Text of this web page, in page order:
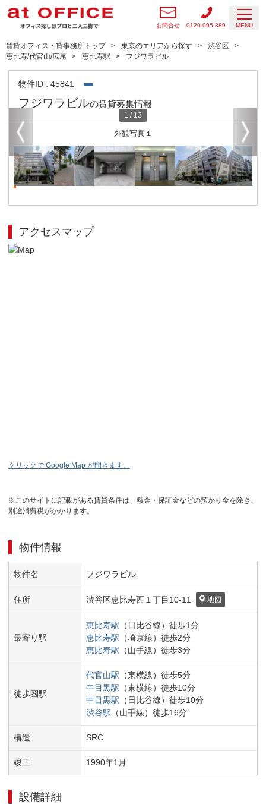
お問合せ 0120-095-889 MENU
賃貸オフィス・貸事務所トップ 東京のエリアから探す
渋谷区
恵比寿/代官山/広尾
恵比寿駅 フジワラビル
物件ID : 45841
フジワラビルの賃貸募集情報
外観写真１
1 / 13
アクセスマップ
クリックで Google Map が開きます。
※このサイトに記載がある賃貸条件は、敷金・保証金などの預かり金を除き、
別途消費税がかかります。
物件情報
物件名 フジワラビル
住所 渋谷区恵比寿西１丁目 10-11 地図
最寄り駅
恵比寿駅 （ 日比谷線） 徒歩1分
恵比寿駅 （埼京線） 徒歩2分
恵比寿駅 （山手線） 徒歩3分
徒歩圏駅
代官山駅 （東横線） 徒歩5分
中目黒駅 （東横線） 徒歩10分
中目黒駅 （ 日比谷線） 徒歩10分
渋谷駅 （山手線） 徒歩16分
構造 SRC
竣工 1990年1 月
設備詳細